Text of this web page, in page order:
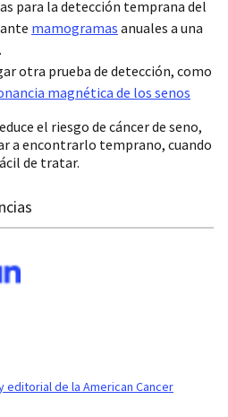
para la detección temprana del
mamogramas anuales a una
otra prueba de detección, como
magnética de los senos
el riesgo de cáncer de seno,
a encontrarlo temprano, cuando
de tratar.
de la American Cancer